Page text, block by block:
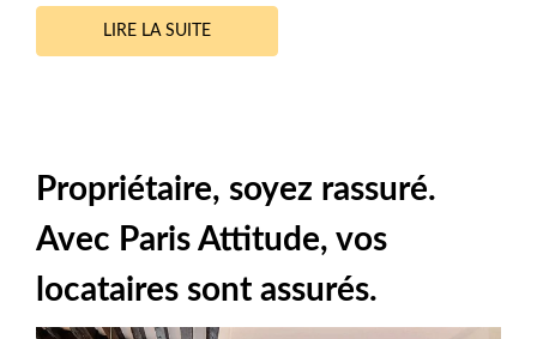
LIRE LA SUITE
Propriétaire, soyez rassuré.
Avec Paris Attitude, vos
locataires sont assurés.